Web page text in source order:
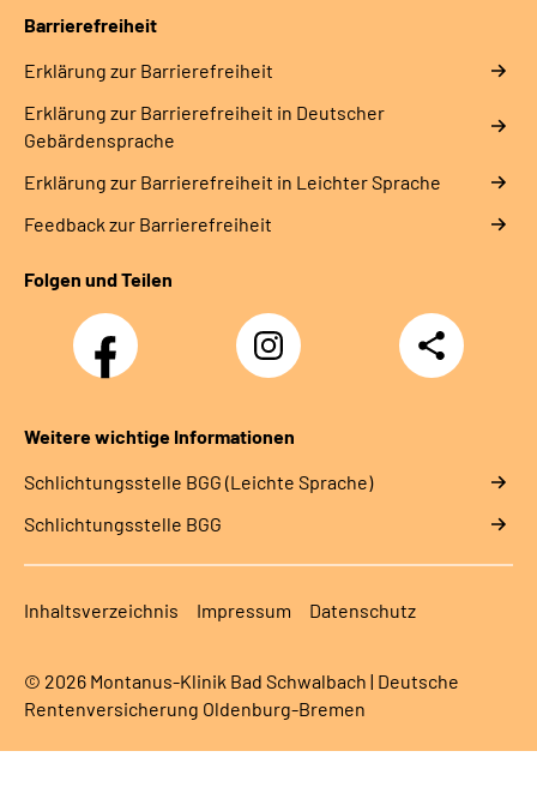
Barrierefreiheit
Erklärung zur Barrierefreiheit
Erklärung zur Barrierefreiheit in Deutscher
Gebärdensprache
Erklärung zur Barrierefreiheit in Leichter Sprache
Feedback zur Barrierefreiheit
Folgen und Teilen
Facebook Instagram
Teilen
Weitere wichtige Informationen
Schlich­tungs­stel­le BGG (Leichte Sprache)
Schlich­tungs­stel­le BGG
Inhaltsverzeichnis Impressum Datenschutz
© 2026 Montanus-Klinik Bad Schwalbach | Deutsche
Rentenversicherung Oldenburg-Bremen